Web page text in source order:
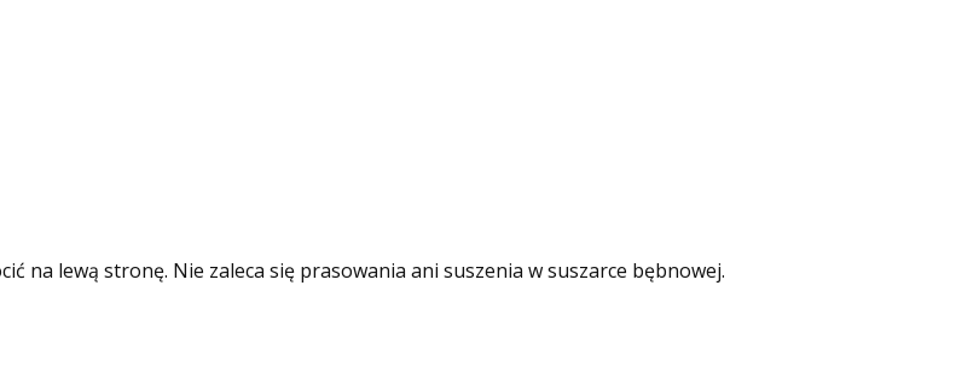
na lewą stronę. Nie zaleca się prasowania ani suszenia w suszarce bębnowej.